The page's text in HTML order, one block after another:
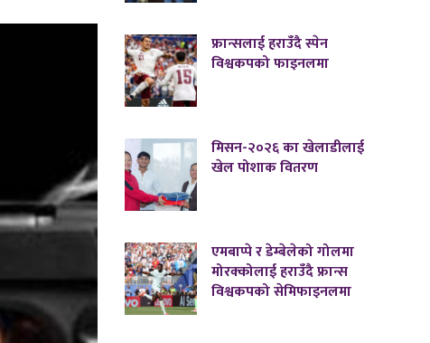
फ्रान्सलाई हराउँदै स्पेन
विश्वकपको फाइनलमा
मिसन-२०२६ का खेलाडीलाई
खेल पोशाक वितरण
एमबाप्पे र डेम्बेलेको गोलमा
मोरक्कोलाई हराउँदै फ्रान्स
विश्वकपको सेमिफाइनलमा